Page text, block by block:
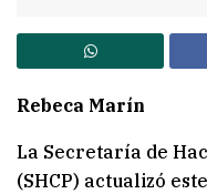
Rebeca Marín
La Secretaría de
(SHCP) actualizó